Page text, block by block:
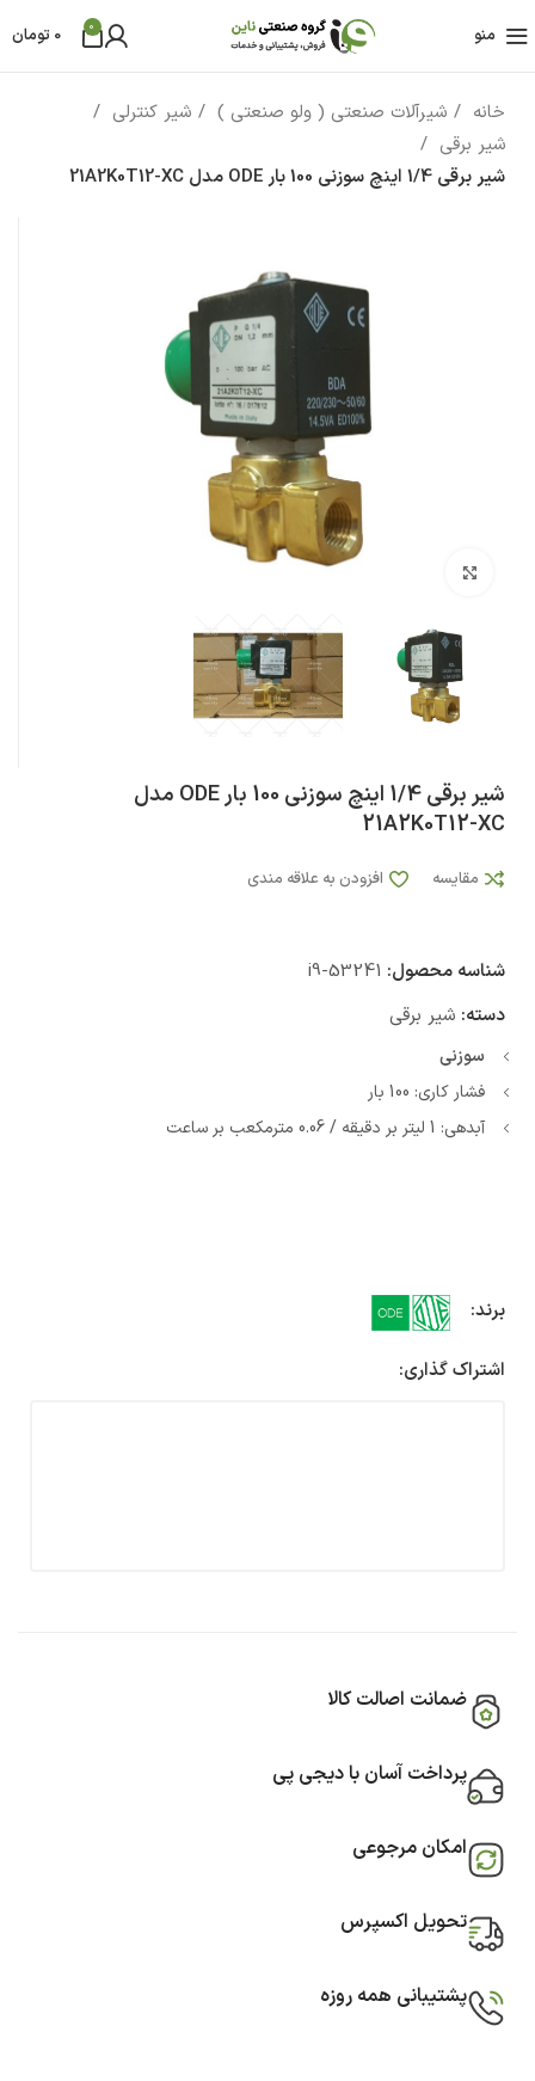
منو 0
0 تومان
خانه شیرآلات صنعتی ( ولو صنعتی )
شیر کنترلی
شیر برقی
شیر برقی 1/4 اینچ سوزنی 100 بار ODE مدل 21A2K0T12-XC
شیر برقی 1/4 اینچ سوزنی 100 بار ODE مدل
21A2K0T12-XC
مقایسه افزودن به علاقه مندی
شناسه محصول: i9-53241
دسته: شیر برقی
سوزنی
فشار کاری: 100 بار
آبدهی: 1 لیتر بر دقیقه / 0.06 مترمکعب بر ساعت
برند:
اشتراک گذاری:
ضمانت اصالت کالا
پرداخت آسان با دیجی پی
امکان مرجوعی
تحویل اکسپرس
پشتیبانی همه روزه